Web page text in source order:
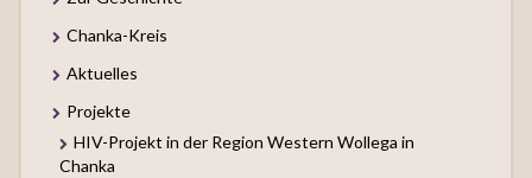
Chanka-Kreis
Aktuelles
Projekte
HIV-Projekt in der Region Western Wollega in
Chanka